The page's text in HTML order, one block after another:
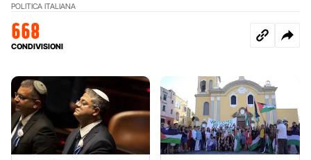
POLITICA ITALIANA
668
CONDIVISIONI